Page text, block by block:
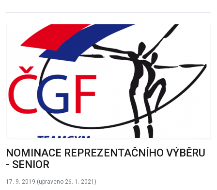
NOMINACE REPREZENTAČNÍHO VÝBĚRU
- SENIOR
17. 9. 2019 (upraveno 26. 1. 2021)